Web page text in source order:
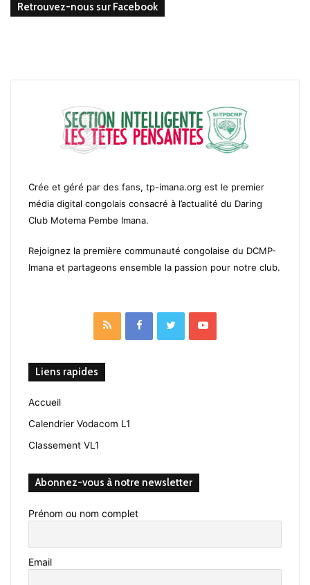
Retrouvez-nous sur Facebook
Crée et géré par des fans, tp-imana.org est le premier
média digital congolais consacré à l’actualité du Daring
Club Motema Pembe Imana.
Rejoignez la première communauté congolaise du DCMP-
Imana et partageons ensemble la passion pour notre club.
RSS FacebookTwitterYouTube
Liens rapides
Accueil
Calendrier Vodacom L1
Classement VL1
Abonnez-vous à notre newsletter
Prénom ou nom complet
Email